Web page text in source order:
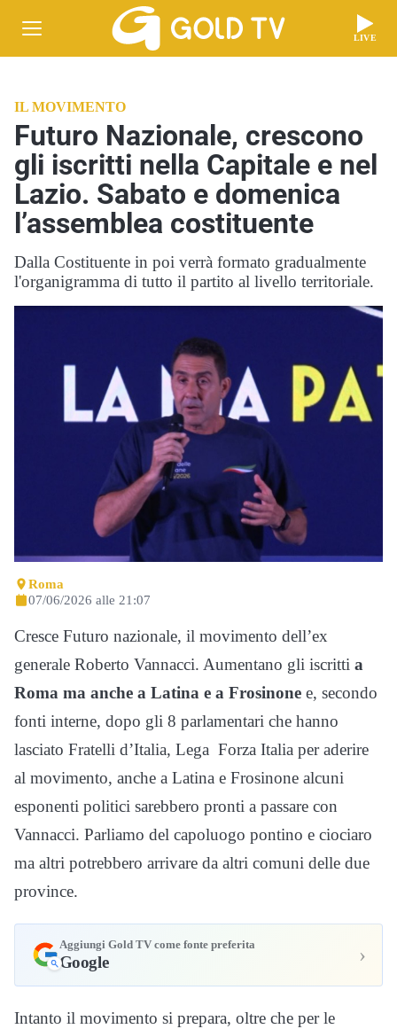
LIVE
IL MOVIMENTO
Futuro Nazionale, crescono
gli iscritti nella Capitale e nel
Lazio. Sabato e domenica
l’assemblea costituente
Dalla Costituente in poi verrà formato gradualmente
l'organigramma di tutto il partito al livello territoriale.
Roma
07/06/2026 alle 21:07
Cresce Futuro nazionale, il movimento dell’ex
generale Roberto Vannacci. Aumentano gli iscritti a
Roma ma anche a Latina e a Frosinone e, secondo
fonti interne, dopo gli 8 parlamentari che hanno
lasciato Fratelli d’Italia, Lega Forza Italia per aderire
al movimento, anche a Latina e Frosinone alcuni
esponenti politici sarebbero pronti a passare con
Vannacci. Parliamo del capoluogo pontino e ciociaro
ma altri potrebbero arrivare da altri comuni delle due
province.
Aggiungi Gold TV come fonte preferita
Google ›
Intanto il movimento si prepara, oltre che per le